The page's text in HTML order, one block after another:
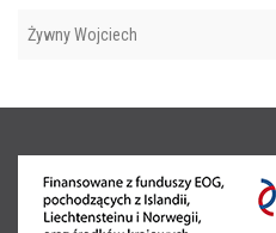
Żywny Wojciech